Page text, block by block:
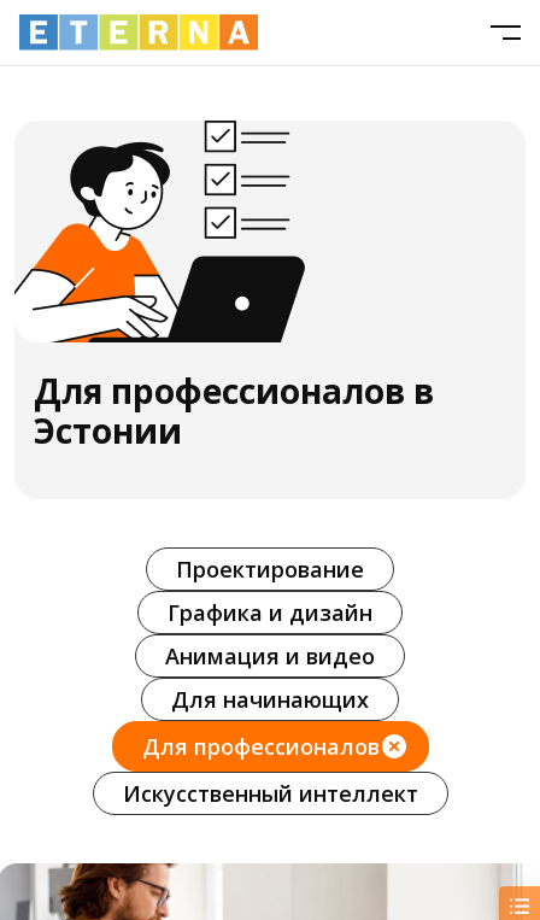
Для профессионалов в
Эстонии
Проектирование
Графика и дизайн
Анимация и видео
Для начинающих
Для профессионалов
Искусственный интеллект